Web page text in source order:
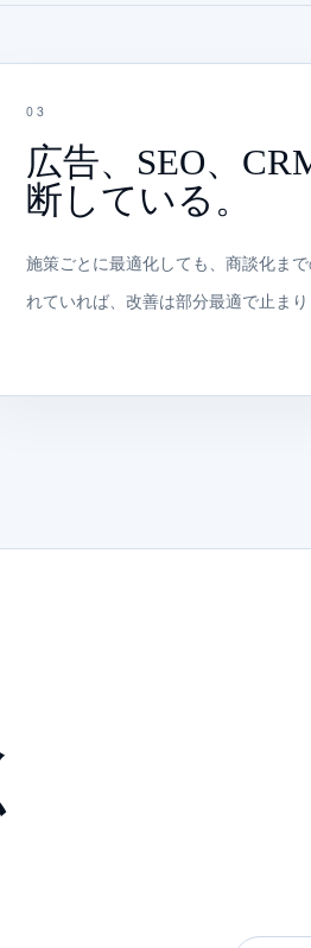
0 3
広告、SEO、
断している。
施策ごとに最適化しても、商談化ま
れていれば、改善は部分最適で止まり